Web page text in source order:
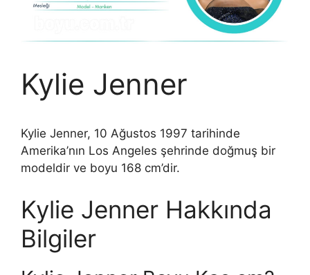
Kylie Jenner
Kylie Jenner, 10 Ağustos 1997 tarihinde
Amerika’nın Los Angeles şehrinde doğmuş bir
modeldir ve boyu 168 cm’dir.
Kylie Jenner Hakkında
Bilgiler